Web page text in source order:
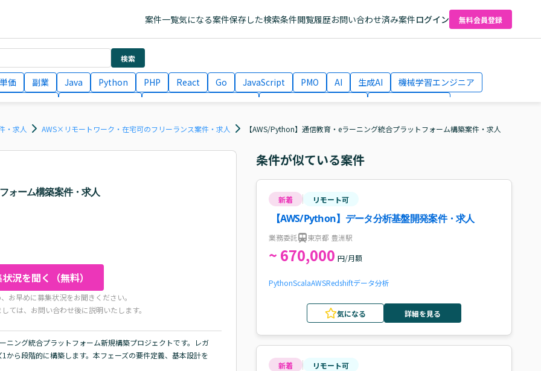
案件一覧気になる案件保存した検索条件閲覧履歴お問い合わせ済み案件ログイン 無料会員登録
検索
価 副業 Java Python PHP React Go JavaScript PMO AI 生成AI
機械学習エンジニア
月収100万円 業務委託
・求人 AWS×リモートワーク・在宅可のフリーランス案件・求人 【AWS/Python】通信教育・eラーニング統合プラットフォーム構築案件・求人
ォーム構築案件・求人
況を聞く（無料）
お早めに募集状況をお聞きください。
ては、お問い合わせ後に説明いたします。
ニング統合プラットフォーム新規構築プロジェクトです。レガ
から段階的に構築します。本フェーズの要件定義、基本設計を
条件が似ている案件
新着 リモート可
【AWS/Python】データ分析基盤開発案件・求人
業務委託 東京都 豊洲駅
~ 670,000 円/月額
PythonScalaAWSRedshiftデータ分析
気になる 詳細を見る
新着 リモート可